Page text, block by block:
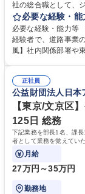
社の総合職として、
等のフロント部門の
制度やキャリア支援が充
管理部門：広報、人
門：駐車場の新規開
道路施設や道路工事
へ配属。※業務内容変更の範
ープ】総合職（事
必要な経験・能
必要な経験・能力等
経験者で、道路事業
風】社内関係部署や
部門など多岐に渡る
事業の他、新宿駅西
イン」の管理運営を
います。 学歴・資格 学歴：大学院 大学 高専 短大 専修学校 高校 語学力：
資格：
正社員
公益財団法人日本
【東京/文京区
125日 総務
下記業務を部長1名、課
者として業務を覚えてい
躍いただくことを期待し
月給
27万円～35万円
勤務地